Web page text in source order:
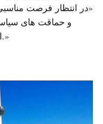
«در انتظار فرصت
و حماقت های
افکار عمومی جهانیان قرار دهم.»